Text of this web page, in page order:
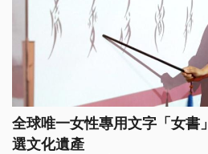
全球唯一女性專用文字「女書
選文化遺產